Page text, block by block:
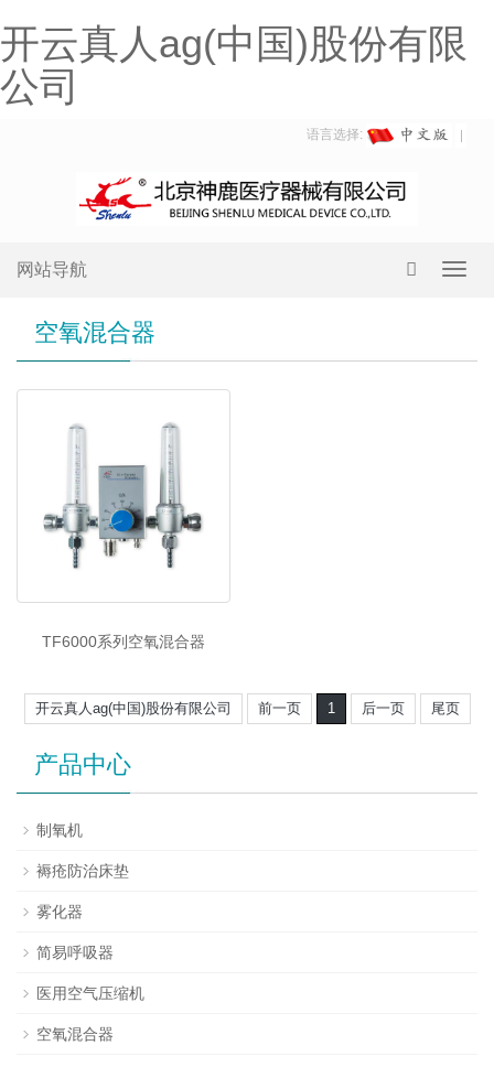
开云真人ag(中国)股份有限
公司
语言选择:
网站导航
空氧混合器
TF6000系列空氧混合器
开云真人ag(中国)股份有限公司 前一页 1 后一页 尾页
产品中心
制氧机
褥疮防治床垫
雾化器
简易呼吸器
医用空气压缩机
空氧混合器